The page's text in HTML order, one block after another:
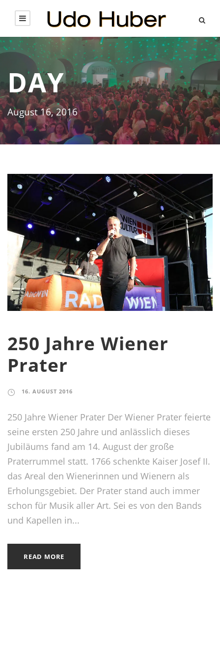
DAY
August 16, 2016
250 Jahre Wiener
Prater
16. AUGUST 2016
250 Jahre Wiener Prater Der Wiener Prater feierte
seine ersten 250 Jahre und anlässlich dieses
Jubiläums fand am 14. August der große
Praterrummel statt. 1766 schenkte Kaiser Josef II.
das Areal den Wienerinnen und Wienern als
Erholungsgebiet. Der Prater stand auch immer
schon für Musik aller Art. Sei es von den Bands
und Kapellen in...
READ MORE